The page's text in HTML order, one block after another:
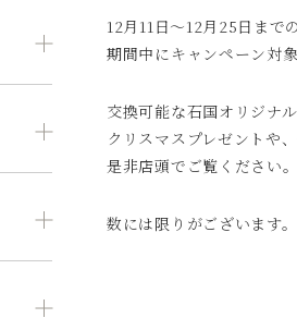
12月11日～12月25日まで
期間中にキャンペーン対
交換可能な石国オリジナ
クリスマスプレゼントや
是非店頭でご覧ください
数には限りがございます